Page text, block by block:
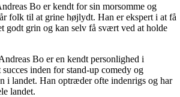
Bo er kendt for sin morsomme og
folk til at grine højlydt. Han er ekspert i at få
godt grin og kan selv få svært ved at holde
Bo er en kendt personlighed i
inden for stand-up comedy og
i landet. Han optræder ofte indenrigs og har
landet.